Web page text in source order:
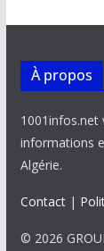
À propos
1001infos.net
informations
Algérie.
Contact|
© 2026